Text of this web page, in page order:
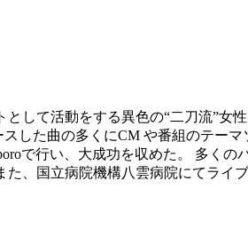
して活動をする異色の“二刀流”
した曲の多くにCM や番組のテー
で行い、大成功を収めた。 多く
、国立病院機構八雲病院にてラ